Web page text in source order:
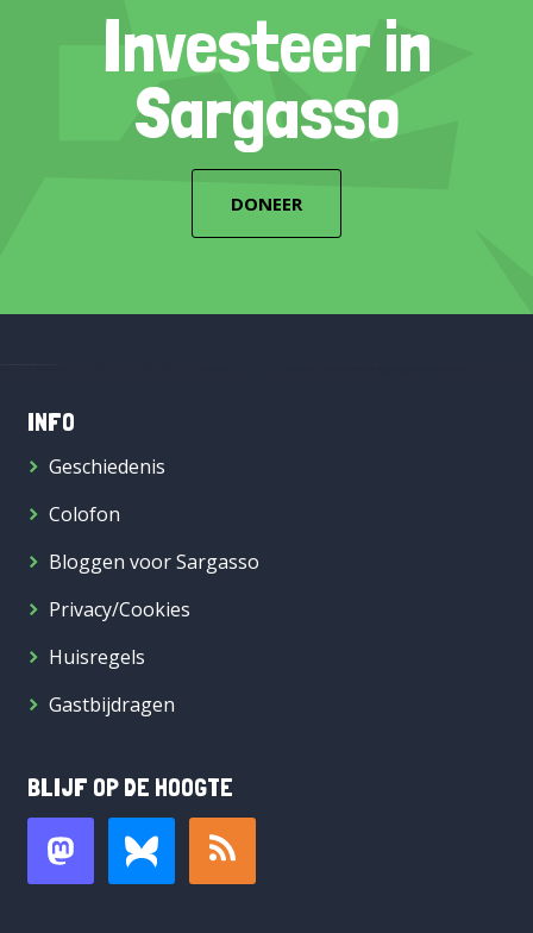
Investeer in
Sargasso
DONEER
INFO
Geschiedenis
Colofon
Bloggen voor Sargasso
Privacy/Cookies
Huisregels
Gastbijdragen
BLIJF OP DE HOOGTE